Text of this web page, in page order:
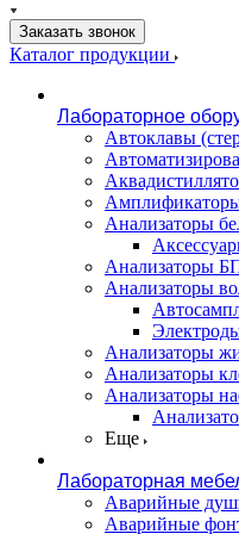
Заказать звонок
Каталог продукции
Лабораторное
Автоклавы
Анализаторы
Анализаторы
Анализаторы
Анализаторы
Анализаторы
Анализаторы
Еще
Лабораторная
Аварийные
Аварийные